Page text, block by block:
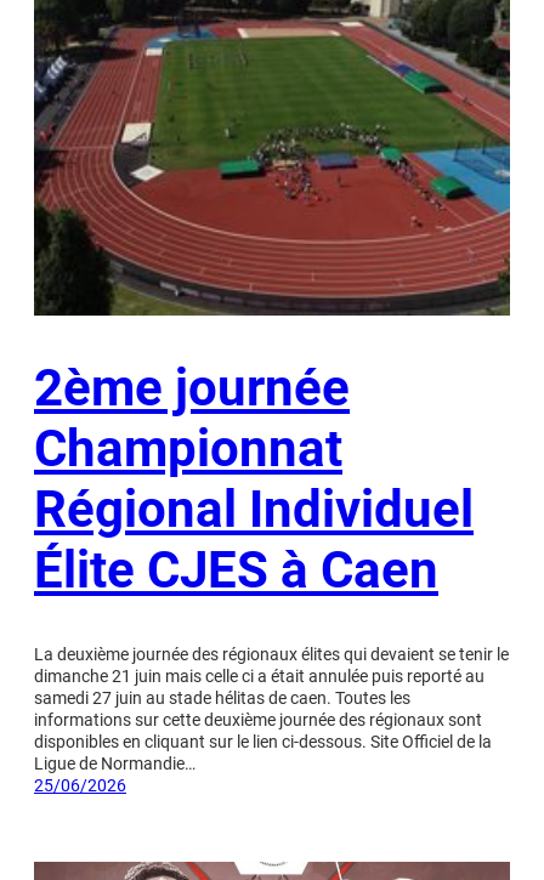
2ème journée
Championnat
Régional Individuel
Élite CJES à Caen
La deuxième journée des régionaux élites qui devaient se tenir le
dimanche 21 juin mais celle ci a était annulée puis reporté au
samedi 27 juin au stade hélitas de caen. Toutes les
informations sur cette deuxième journée des régionaux sont
disponibles en cliquant sur le lien ci-dessous. Site Officiel de la
Ligue de Normandie…
25/06/2026